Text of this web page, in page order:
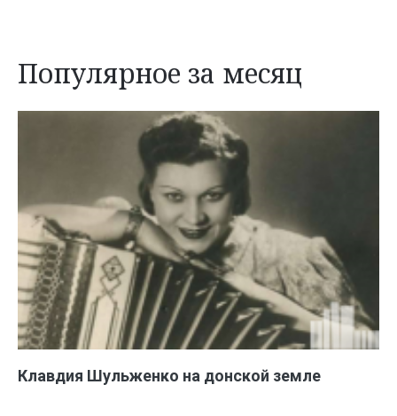
Популярное за месяц
Клавдия Шульженко на донской земле